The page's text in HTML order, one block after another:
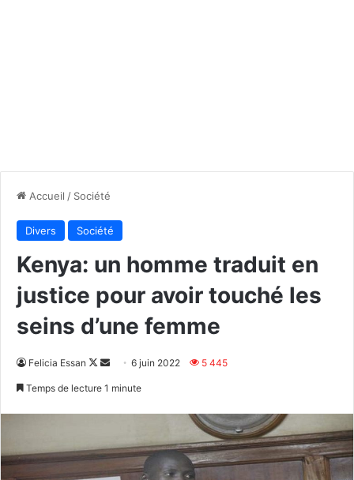
Accueil / Société
Divers Société
Kenya: un homme traduit en
justice pour avoir touché les
seins d’une femme
Felicia Essan
Follow
Envoyer6 juin 2022 5 445
Temps de lecture 1 minute